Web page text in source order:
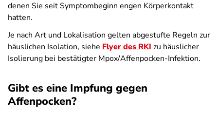
denen Sie seit Symptombeginn engen Körperkontakt
hatten.
Je nach Art und Lokalisation gelten abgestufte Regeln zur
häuslichen Isolation, siehe Flyer des RKI zu häuslicher
Isolierung bei bestätigter Mpox/Affenpocken-Infektion.
Gibt es eine Impfung gegen
Affenpocken?